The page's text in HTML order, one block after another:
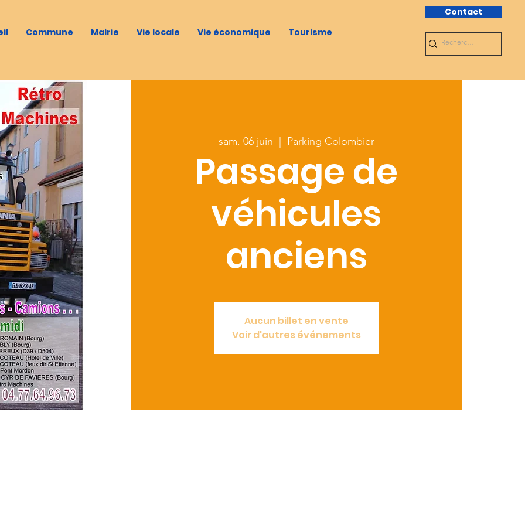
Commune Mairie Vie locale Vie économique Tourisme
Contact
sam. 06 juin Parking Colombier
Passage de
véhicules
anciens
Aucun billet en vente
Voir d'autres événements